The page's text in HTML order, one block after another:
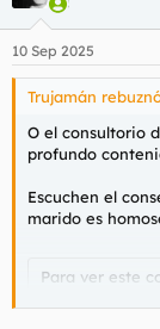
10 Sep 2025
Trujamán
O el consultorio
profundo
Escuchen el
marido es
Para ver este
para